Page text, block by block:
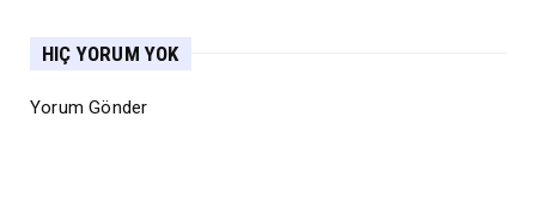
HIÇ YORUM YOK
Yorum Gönder